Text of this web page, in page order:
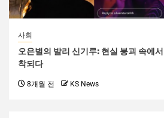
사회
오은별의 발리 신기루: 현실 붕괴 속에
착되다
8개월 전 KS News